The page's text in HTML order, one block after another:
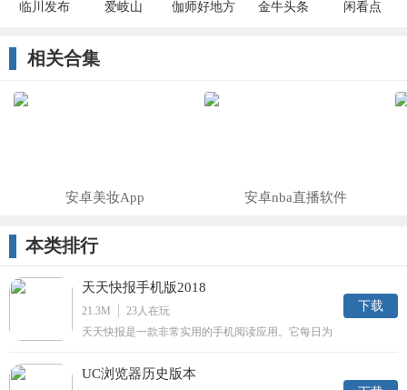
临川发布 爱岐山
伽师好地方
金牛头条 闲看点
相关合集
安卓美妆App 安卓nba直播软件
本类排行
天天快报手机版2018
21.3M 23人在玩
天天快报是一款非常实用的手机阅读应用。它每日为
出，让你每天乐不停，保持好心情。
下载
UC浏览器历史版本